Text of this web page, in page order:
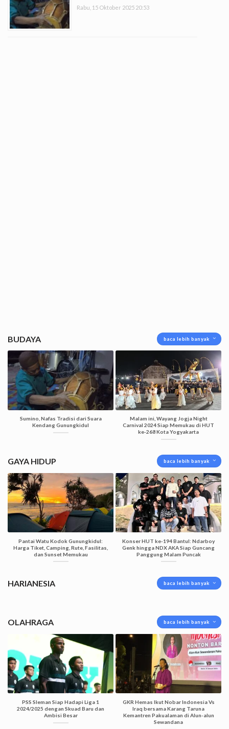
Rabu, 15 Oktober 2025 20:53
BUDAYA baca lebih banyak
Sumino, Nafas Tradisi dari Suara
Kendang Gunungkidul
Malam ini, Wayang Jogja Night
Carnival 2024 Siap Memukau di HUT
ke-268 Kota Yogyakarta
GAYA HIDUP baca lebih banyak
Pantai Watu Kodok Gunungkidul:
Harga Tiket, Camping, Rute, Fasilitas,
dan Sunset Memukau
Konser HUT ke-194 Bantul: Ndarboy
Genk hingga NDX AKA Siap Guncang
Panggung Malam Puncak
HARIANESIA baca lebih banyak
OLAHRAGA baca lebih banyak
PSS Sleman Siap Hadapi Liga 1
2024/2025 dengan Skuad Baru dan
Ambisi Besar
GKR Hemas Ikut Nobar Indonesia Vs
Iraq bersama Karang Taruna
Kemantren Pakualaman di Alun-alun
Sewandana